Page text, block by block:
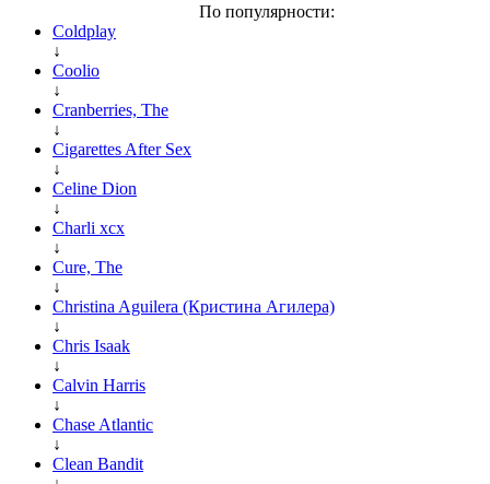
По популярности:
Coldplay
↓
Coolio
↓
Cranberries, The
↓
Cigarettes After Sex
↓
Celine Dion
↓
Charli xcx
↓
Cure, The
↓
Christina Aguilera (Кристина Агилера)
↓
Chris Isaak
↓
Calvin Harris
↓
Chase Atlantic
↓
Clean Bandit